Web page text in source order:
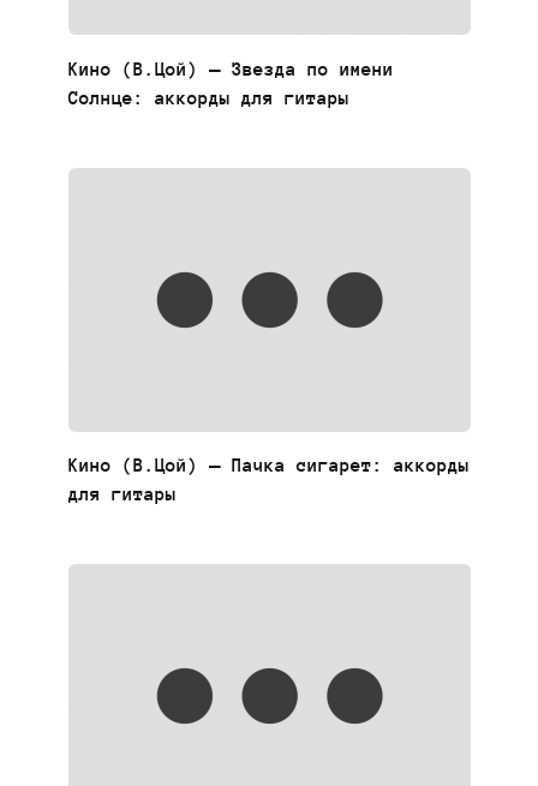
Кино (В.Цой) — Звезда по имени
Солнце: аккорды для гитары
Кино (В.Цой) — Пачка сигарет: аккорды
для гитары